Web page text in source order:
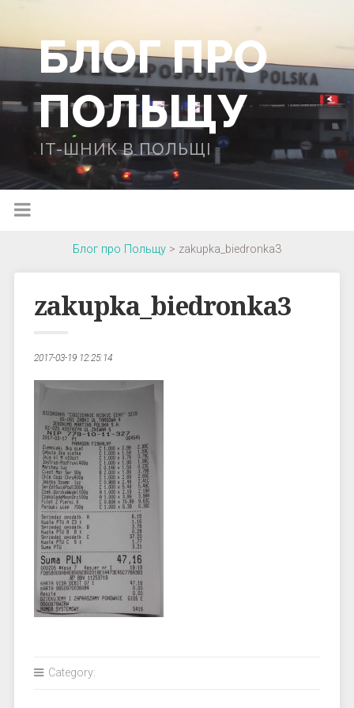
БЛОГ ПРО
ПОЛЬЩУ
IT-ШНИК В ПОЛЬЩІ
Блог про Польщу > zakupka_biedronka3
zakupka_biedronka3
2017-03-19 12:25:14
Category: